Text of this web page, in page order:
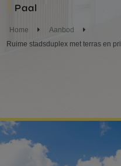
Paal
Home
Aanbod
Ruime stadsduplex met terras en